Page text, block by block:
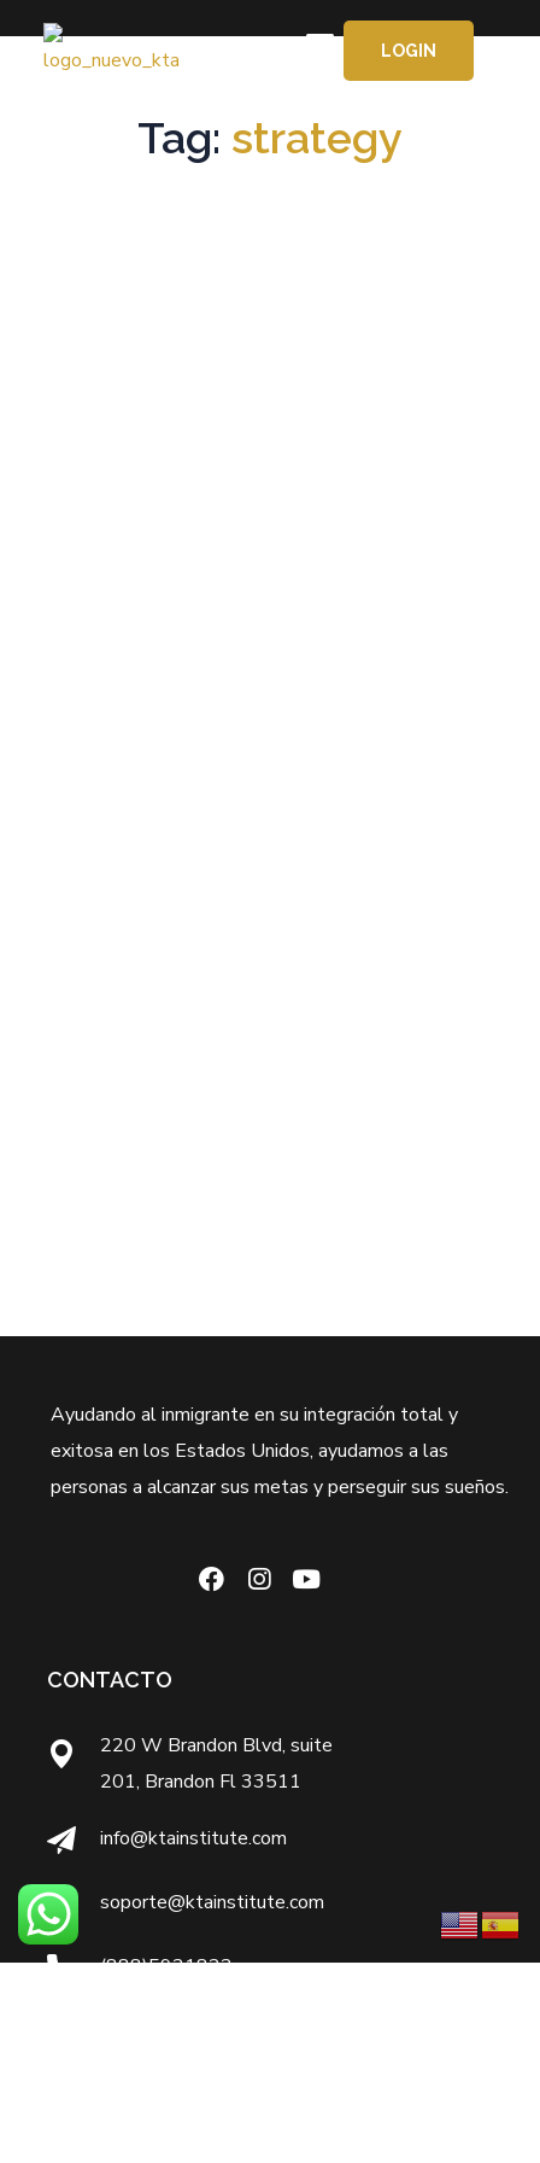
LOGIN
Tag: strategy
Ayudando al inmigrante en su integración total y
exitosa en los Estados Unidos, ayudamos a las
personas a alcanzar sus metas y perseguir sus sueños.
CONTACTO
220 W Brandon Blvd, suite
201, Brandon Fl 33511
info@ktainstitute.com
soporte@ktainstitute.com
(888)5921822